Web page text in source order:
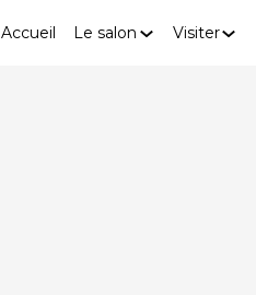
Accueil Le salon Visiter